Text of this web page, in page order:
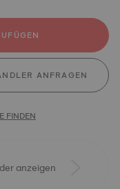
ANFRAGEN
FINDEN
anzeigen